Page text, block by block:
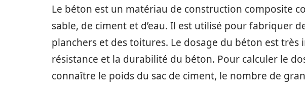
Le béton est un matériau de construction composite
sable, de ciment et d’eau. Il est utilisé pour fabriquer
planchers et des toitures. Le dosage du béton est
résistance et la durabilité du béton. Pour calculer le
connaître le poids du sac de ciment, le nombre de